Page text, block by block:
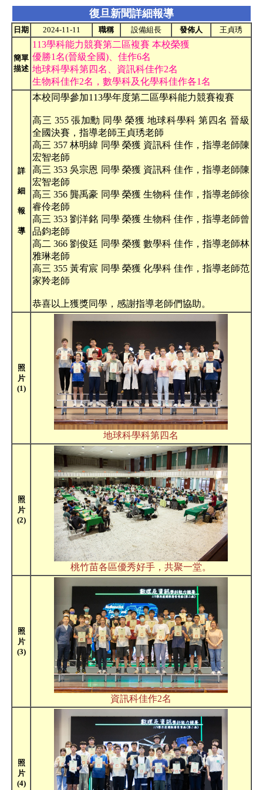
復旦新聞詳細報導
日期 2024-11-11 職稱 設備組長 發佈人 王貞琇
簡單
描述
113學科能力競賽第二區複賽 本校榮獲
優勝1名(晉級全國)、佳作6名
地球科學科第四名、資訊科佳作2名
生物科佳作2名，數學科及化學科佳作各1名
詳
細
報
導
本校同學參加113學年度第二區學科能力競賽複賽
高三 355 張加勳 同學 榮獲 地球科學科 第四名 晉級
全國決賽，指導老師王貞琇老師
高三 357 林明緯 同學 榮獲 資訊科 佳作，指導老師陳
宏智老師
高三 353 吳宗恩 同學 榮獲 資訊科 佳作，指導老師陳
宏智老師
高三 356 龔禹豪 同學 榮獲 生物科 佳作，指導老師徐
睿伶老師
高三 353 劉洋銘 同學 榮獲 生物科 佳作，指導老師曾
品鈞老師
高二 366 劉俊廷 同學 榮獲 數學科 佳作，指導老師林
雅琳老師
高三 355 黃宥宸 同學 榮獲 化學科 佳作，指導老師范
家羚老師
恭喜以上獲獎同學，感謝指導老師們協助。
照
片
(1)
地球科學科第四名
照
片
(2)
桃竹苗各區優秀好手，共聚一堂。
照
片
(3)
資訊科佳作2名
照
片
(4)